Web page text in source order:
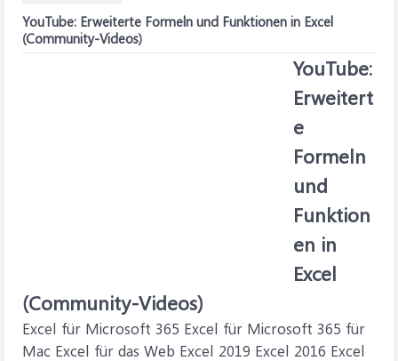
YouTube: Erweiterte Formeln und Funktionen in Excel
(Community-Videos)
YouTube:
Erweitert
e
Formeln
und
Funktion
en in
Excel
(Community-Videos)
Excel für Microsoft 365 Excel für Microsoft 365 für
Mac Excel für das Web Excel 2019 Excel 2016 Excel